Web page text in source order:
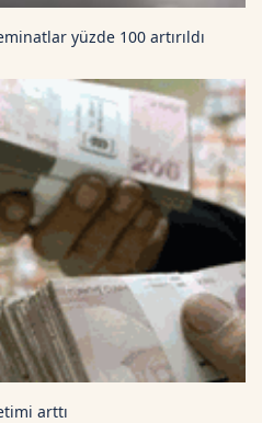
yüzde 100 artırıldı
arttı